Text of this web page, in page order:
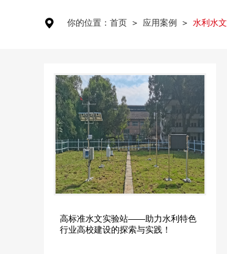
 你的位置：首页 ＞ 应用案例 ＞ 水利水文
高标准水文实验站——助力水利特色
行业高校建设的探索与实践！